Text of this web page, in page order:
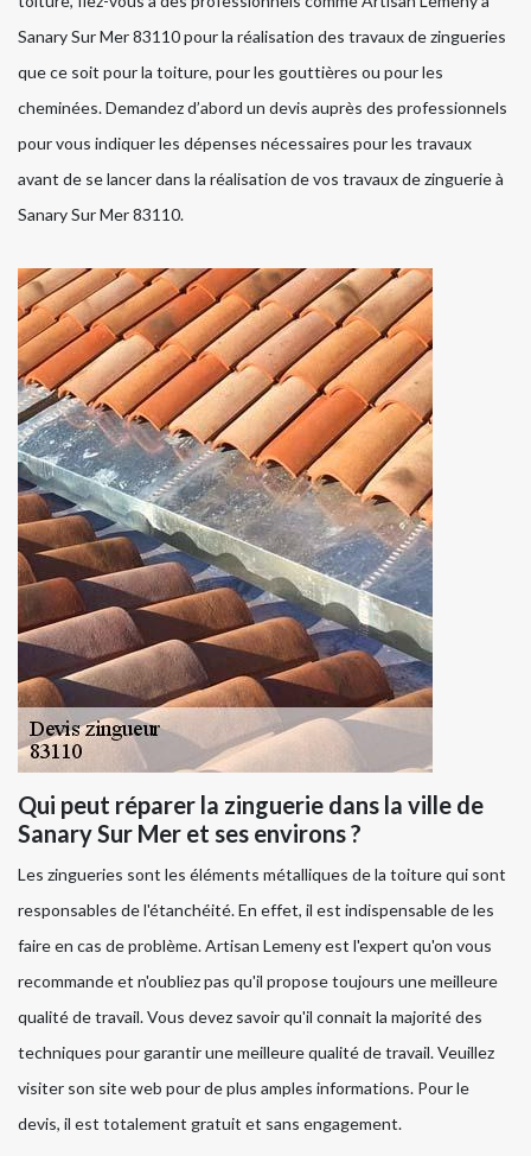
Sanary Sur Mer 83110 pour la réalisation des travaux de zingueries
que ce soit pour la toiture, pour les gouttières ou pour les
cheminées. Demandez d’abord un devis auprès des professionnels
pour vous indiquer les dépenses nécessaires pour les travaux
avant de se lancer dans la réalisation de vos travaux de zinguerie à
Sanary Sur Mer 83110.
Qui peut réparer la zinguerie dans la ville de
Sanary Sur Mer et ses environs ?
Les zingueries sont les éléments métalliques de la toiture qui sont
responsables de l'étanchéité. En effet, il est indispensable de les
faire en cas de problème. Artisan Lemeny est l'expert qu'on vous
recommande et n'oubliez pas qu'il propose toujours une meilleure
qualité de travail. Vous devez savoir qu'il connait la majorité des
techniques pour garantir une meilleure qualité de travail. Veuillez
visiter son site web pour de plus amples informations. Pour le
devis, il est totalement gratuit et sans engagement.